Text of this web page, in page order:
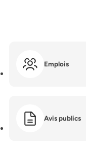
Emplois
Avis publics